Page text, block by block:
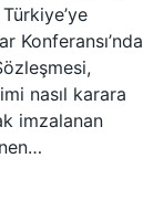
Konferansı’nda
nasıl karara
imzalanan